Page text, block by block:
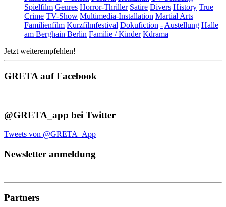
Spielfilm Genres Horror-Thriller Satire Divers History True
Crime TV-Show Multimedia-Installation Martial Arts
Familienfilm Kurzfilmfestival Dokufiction -Austellung Halle
am Berghain Berlin Familie / Kinder Kdrama
Jetzt weiterempfehlen!
GRETA auf Facebook
@GRETA_app bei Twitter
Tweets von @GRETA_App
Newsletter anmeldung
Partners